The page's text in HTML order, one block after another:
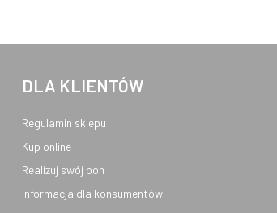
DLA KLIENTÓW
Regulamin sklepu
Kup online
Realizuj swój bon
Informacja dla konsumentów